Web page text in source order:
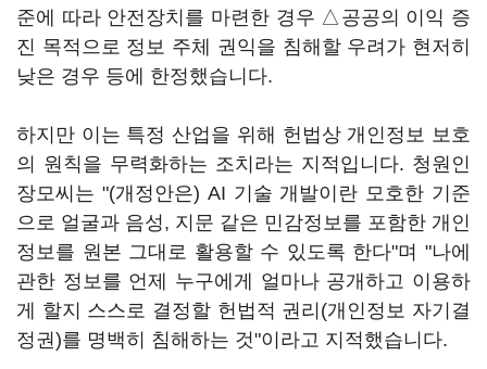
준에 따라 안전장치를 마련한 경우 △공공의 이익 증
진 목적으로 정보 주체 권익을 침해할 우려가 현저히
낮은 경우 등에 한정했습니다.
하지만 이는 특정 산업을 위해 헌법상 개인정보 보호
의 원칙을 무력화하는 조치라는 지적입니다. 청원인
장모씨는 "(개정안은) AI 기술 개발이란 모호한 기준
으로 얼굴과 음성, 지문 같은 민감정보를 포함한 개인
정보를 원본 그대로 활용할 수 있도록 한다"며 "나에
관한 정보를 언제 누구에게 얼마나 공개하고 이용하
게 할지 스스로 결정할 헌법적 권리(개인정보 자기결
정권)를 명백히 침해하는 것"이라고 지적했습니다.